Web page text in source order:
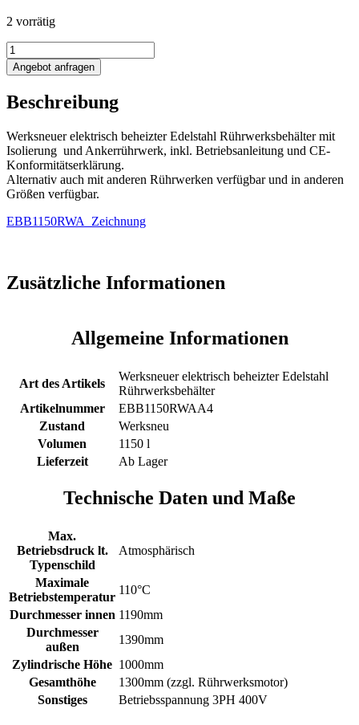
2 vorrätig
1150L
elektrisch
beheizter
mit
und
Ankerrührwerk
Menge
Angebot anfragen
Beschreibung
Werksneuer elektrisch beheizter Edelstahl Rührwerksbehälter mit
Isolierung und Ankerrührwerk, inkl. Betriebsanleitung und CE-
Konformitätserklärung.
Alternativ auch mit anderen Rührwerken verfügbar und in anderen
Größen verfügbar.
EBB1150RWA_Zeichnung
Zusätzliche Informationen
Allgemeine Informationen
Art des Artikels
Werksneuer elektrisch beheizter Edelstahl
Rührwerksbehälter
Artikelnummer
EBB1150RWAA4
Zustand
Werksneu
Volumen
1150 l
Lieferzeit
Ab Lager
Technische Daten und Maße
Max.
Betriebsdruck lt.
Typenschild
Atmosphärisch
Maximale
Betriebstemperatur
110°C
Durchmesser innen 1190mm
Durchmesser
außen
1390mm
Zylindrische Höhe 1000mm
Gesamthöhe
1300mm (zzgl. Rührwerksmotor)
Sonstiges
Betriebsspannung 3PH 400V